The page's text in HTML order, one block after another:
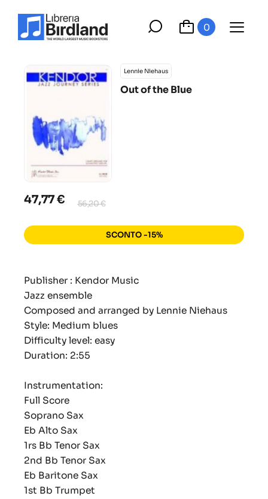
0
Lennie Niehaus
Out of the Blue
47,77 € 56,20 €
SCONTO -15%
Publisher : Kendor Music
Jazz ensemble
Composed and arranged by Lennie Niehaus
Style: Medium blues
Difficulty level: easy
Duration: 2:55
Instrumentation:
Full Score
Soprano Sax
Eb Alto Sax
1rs Bb Tenor Sax
2nd Bb Tenor Sax
Eb Baritone Sax
1st Bb Trumpet